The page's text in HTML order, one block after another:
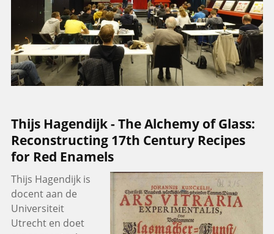
Thijs Hagendijk - The Alchemy of Glass:
Reconstructing 17th Century Recipes
for Red Enamels
Thijs Hagendijk is
docent aan de
Universiteit
Utrecht en doet